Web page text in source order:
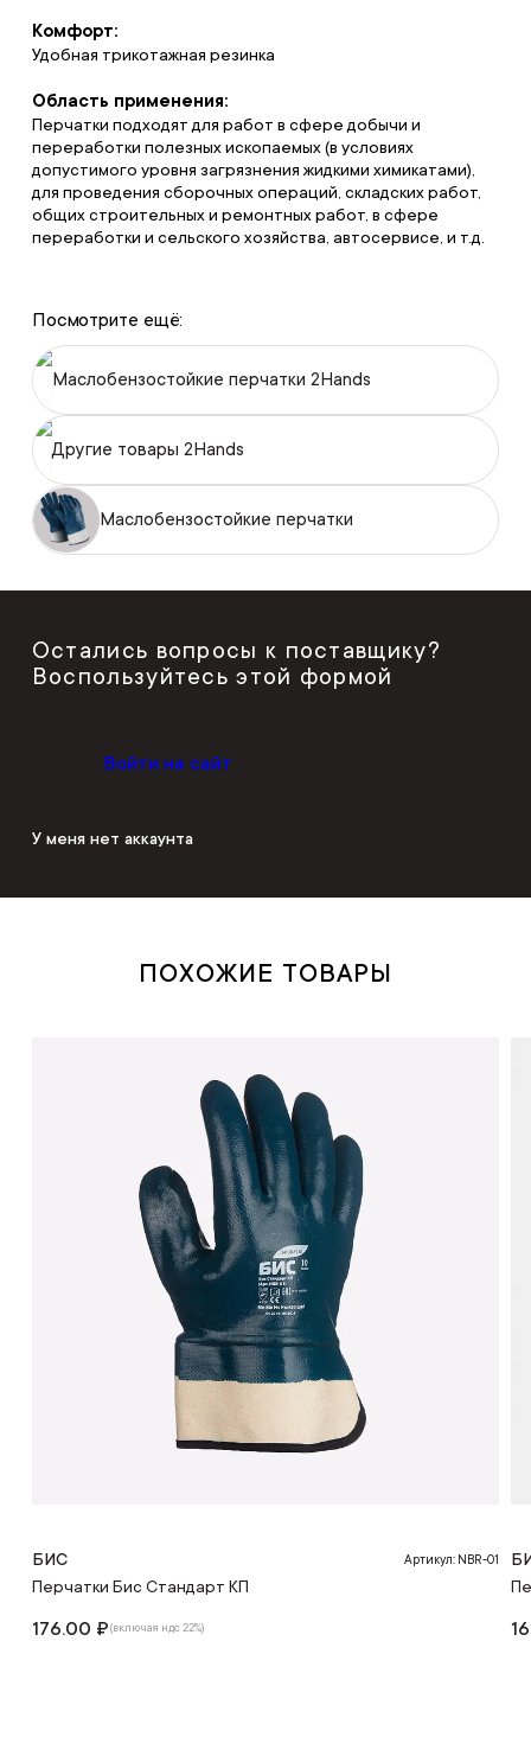
Комфорт:
Удобная трикотажная резинка
Область применения:
Перчатки подходят для работ в сфере добычи и
переработки полезных ископаемых (в условиях
допустимого уровня загрязнения жидкими химикатами),
для проведения сборочных операций, складских работ,
общих строительных и ремонтных работ, в сфере
переработки и сельского хозяйства, автосервисе, и т.д.
Посмотрите ещё:
Маслобензостойкие перчатки 2Hands
Другие товары 2Hands
Маслобензостойкие перчатки
Остались вопросы к поставщику?
Воспользуйтесь этой формой
Войти на сайт
У меня нет аккаунта
ПОХОЖИЕ ТОВАРЫ
БИС Артикул: NBR-01
Перчатки Бис Стандарт КП
176.00 ₽(включая ндс 22%)